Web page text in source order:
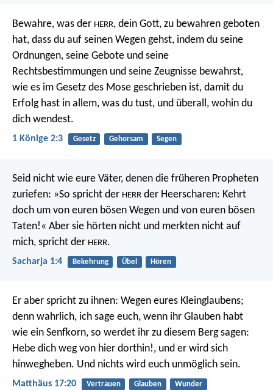
Bewahre, was der HERR, dein Gott, zu bewahren geboten
hat, dass du auf seinen Wegen gehst, indem du seine
Ordnungen, seine Gebote und seine
Rechtsbestimmungen und seine Zeugnisse bewahrst,
wie es im Gesetz des Mose geschrieben ist, damit du
Erfolg hast in allem, was du tust, und überall, wohin du
dich wendest.
1 Könige 2:3 Gesetz Gehorsam Segen
Seid nicht wie eure Väter, denen die früheren Propheten
zuriefen: »So spricht der HERR der Heerscharen: Kehrt
doch um von euren bösen Wegen und von euren bösen
Taten!« Aber sie hörten nicht und merkten nicht auf
mich, spricht der HERR.
Sacharja 1:4 Bekehrung Übel Hören
Er aber spricht zu ihnen: Wegen eures Kleinglaubens;
denn wahrlich, ich sage euch, wenn ihr Glauben habt
wie ein Senfkorn, so werdet ihr zu diesem Berg sagen:
Hebe dich weg von hier dorthin!, und er wird sich
hinwegheben. Und nichts wird euch unmöglich sein.
Matthäus 17:20 Vertrauen Glauben Wunder